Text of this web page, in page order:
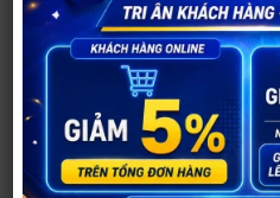
Đóng gói kín đáo, không
cảm bên ngoài.
Shop hỗ trợ tư vấn riêng
Vinh
và ship toàn quốc với
đáo, bảo mật thông tin